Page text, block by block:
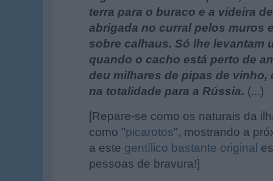
terra para o buraco e a videira
abrigada no curral pelos muros
sobre calhaus. Só lhe levantam
quando o cacho está perto de
deu milhares de pipas de vinho,
na totalidade para a Rússia. (...)
[Repare-se como os naturais da
como "picarotos", mostrando a
a este gentílico bastante original
pessoas de bravura!]